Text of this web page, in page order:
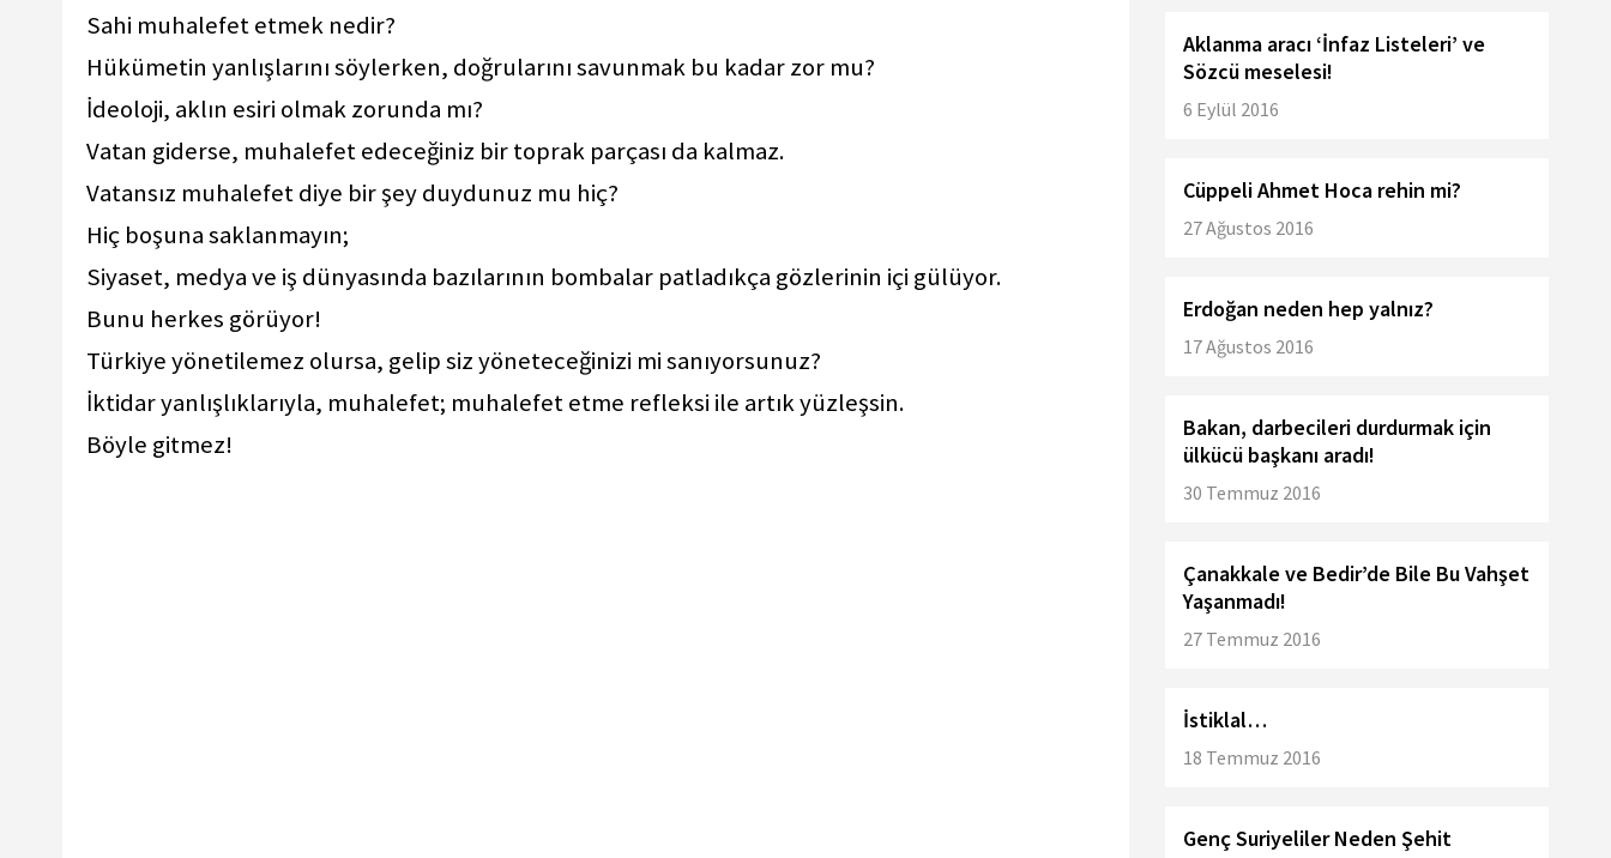
Sahi muhalefet etmek nedir?
Hükümetin yanlışlarını söylerken, doğrularını savunmak bu kadar zor mu?
İdeoloji, aklın esiri olmak zorunda mı?
Vatan giderse, muhalefet edeceğiniz bir toprak parçası da kalmaz.
Vatansız muhalefet diye bir şey duydunuz mu hiç?
Hiç boşuna saklanmayın;
Siyaset, medya ve iş dünyasında bazılarının bombalar patladıkça gözlerinin içi gülüyor.
Bunu herkes görüyor!
Türkiye yönetilemez olursa, gelip siz yöneteceğinizi mi sanıyorsunuz?
İktidar yanlışlıklarıyla, muhalefet; muhalefet etme refleksi ile artık yüzleşsin.
Böyle gitmez!
Aklanma aracı ‘İnfaz Listeleri’ ve
Sözcü meselesi!
6 Eylül 2016
Cüppeli Ahmet Hoca rehin mi?
27 Ağustos 2016
Erdoğan neden hep yalnız?
17 Ağustos 2016
Bakan, darbecileri durdurmak için
ülkücü başkanı aradı!
30 Temmuz 2016
Çanakkale ve Bedir’de Bile Bu Vahşet
Yaşanmadı!
27 Temmuz 2016
İstiklal…
18 Temmuz 2016
Genç Suriyeliler Neden Şehit